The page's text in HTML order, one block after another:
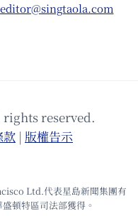
editor@singtaola.com
rights reserved.
款 | 版權告⽰
Ltd.代表星島新聞集團有
頓特區司法部獲得。